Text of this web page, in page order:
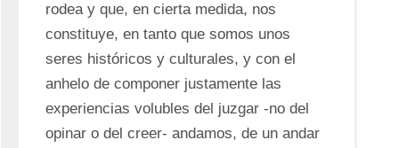
rodea y que, en cierta medida, nos
constituye, en tanto que somos unos
seres históricos y culturales, y con el
anhelo de componer justamente las
experiencias volubles del juzgar -no del
opinar o del creer- andamos, de un andar